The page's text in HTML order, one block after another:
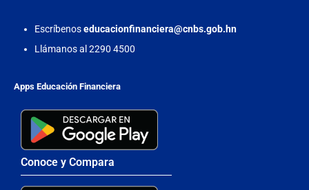
Escríbenoseducacionfinanciera@cnbs.gob.hn
Llámanos al 2290 4500
Apps Educación Financiera
Conoce y Compara